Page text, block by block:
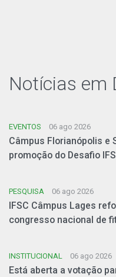
Notícias em
EVENTOS 06 ago 2026
Câmpus Florianópolis e
promoção do Desafio
PESQUISA 06 ago 2026
IFSC Câmpus Lages
congresso nacional de
INSTITUCIONAL 06 ago 2026
Está aberta a votação